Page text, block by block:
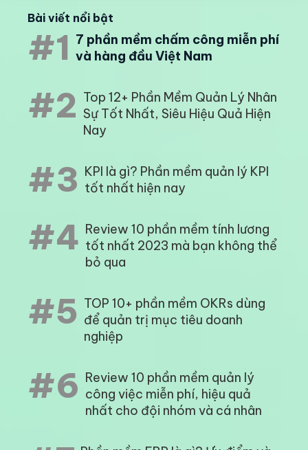
Bài viết nổi bật
#1 7 phần mềm chấm công miễn phí
và hàng đầu Việt Nam
#2 Top 12+ Phần Mềm Quản Lý Nhân
Sự Tốt Nhất, Siêu Hiệu Quả Hiện
Nay
#3 KPI là gì? Phần mềm quản lý KPI
tốt nhất hiện nay
#4 Review 10 phần mềm tính lương
tốt nhất 2023 mà bạn không thể
bỏ qua
#5 TOP 10+ phần mềm OKRs dùng
để quản trị mục tiêu doanh
nghiệp
#6 Review 10 phần mềm quản lý
công việc miễn phí, hiệu quả
nhất cho đội nhóm và cá nhân